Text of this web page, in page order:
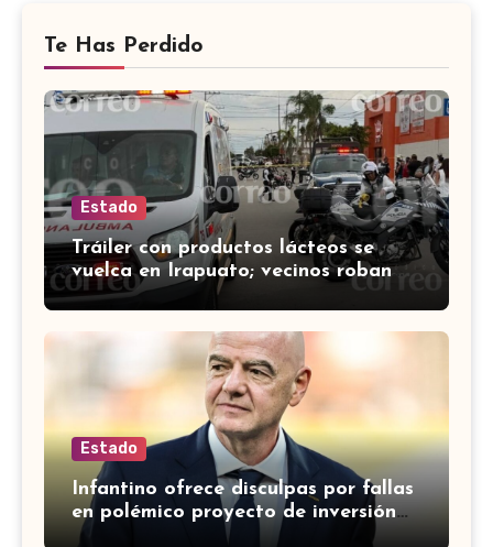
Te Has Perdido
Estado
Tráiler con productos lácteos se
vuelca en Irapuato; vecinos roban
carga en lugar de auxiliar a heridos
Estado
Infantino ofrece disculpas por fallas
en polémico proyecto de inversión
privada de la FIFA